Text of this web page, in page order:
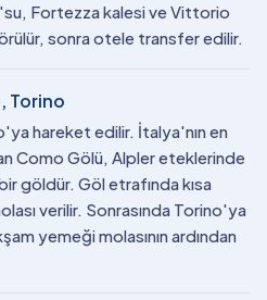
Fortezza kalesi ve Vittorio
sonra otele transfer edilir.
Torino
hareket edilir. İtalya'nın en
Como Gölü, Alpler eteklerinde
göldür. Göl etrafında kısa
verilir. Sonrasında Torino'ya
yemeği molasının ardından